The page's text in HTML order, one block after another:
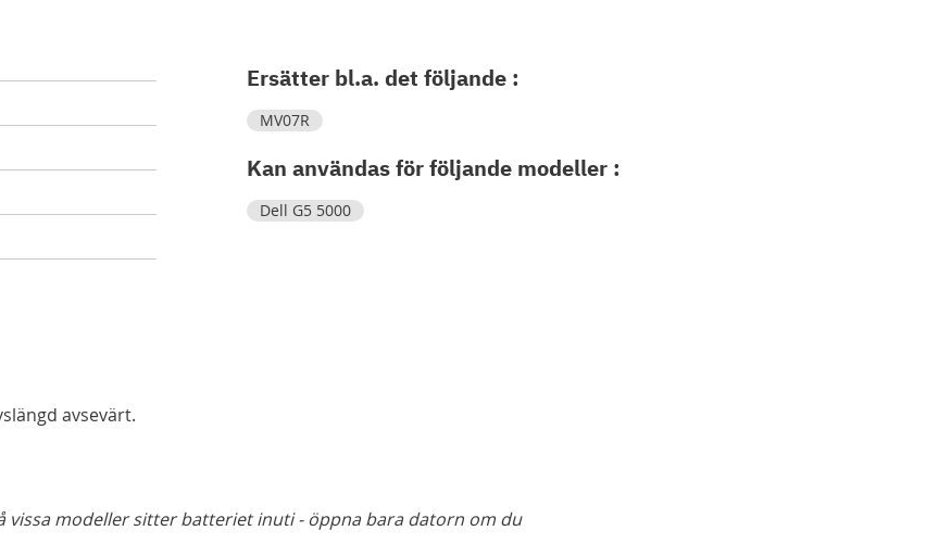
Ersätter bl.a. det följande :
MV07R
Kan användas för följande modeller :
Dell G5 5000
avsevärt.
vissa modeller sitter batteriet inuti - öppna bara datorn om du